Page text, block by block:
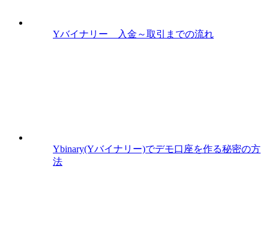
Yバイナリー 入金～取引までの流れ
Ybinary(Yバイナリー)でデモ口座を作る秘密の方
法